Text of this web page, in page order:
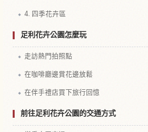
4. 四季花卉區
足利花卉公園怎麼玩
走訪熱門拍照點
在咖啡廳邊賞花邊放鬆
在伴手禮店買下旅行回憶
前往足利花卉公園的交通方式